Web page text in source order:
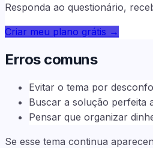
Responda ao questionário,
Criar meu plano grátis →
Erros comuns
Evitar o tema por
Buscar a solução perfeita
Pensar que organizar
Se esse tema continua